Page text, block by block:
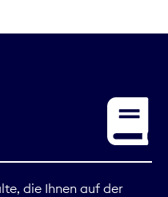
die Ihnen auf der